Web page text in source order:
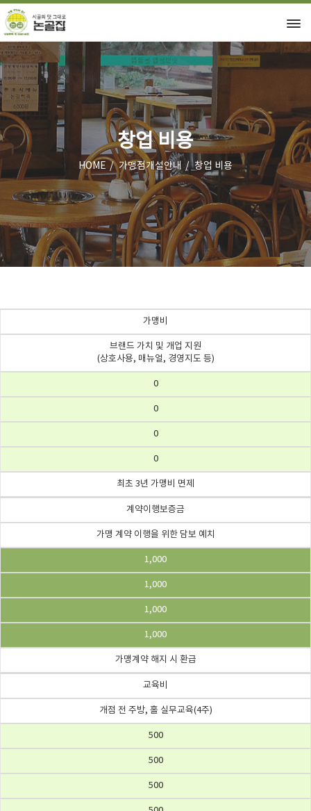
창업 비용
HOME 가맹점개설안내 창업 비용
가맹비
브랜드 가치 및 개업 지원
(상호사용, 매뉴얼, 경영지도 등)
0
0
0
0
최초 3년 가맹비 면제
계약이행보증금
가맹 계약 이행을 위한 담보 예치
1,000
1,000
1,000
1,000
가맹계약 해지 시 환급
교육비
개점 전 주방, 홀 실무교육(4주)
500
500
500